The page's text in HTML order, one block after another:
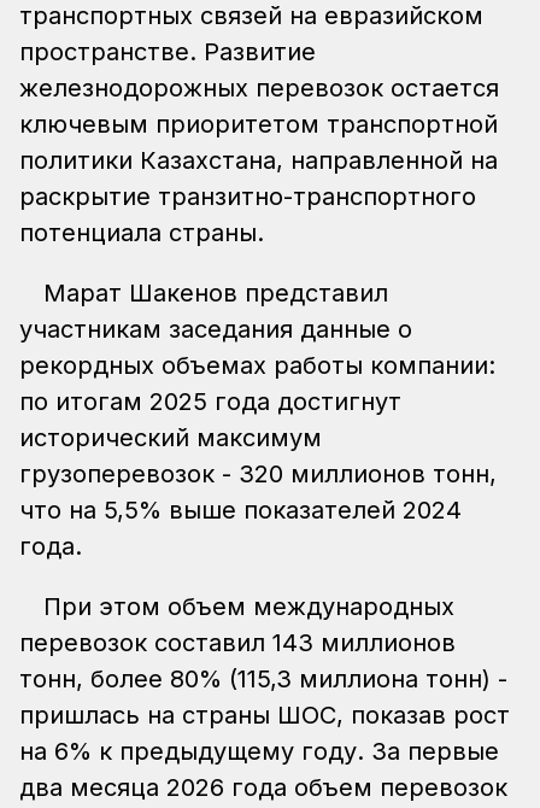
транспортных связей на евразийском
пространстве. Развитие
железнодорожных перевозок остается
ключевым приоритетом транспортной
политики Казахстана, направленной на
раскрытие транзитно-транспортного
потенциала страны.
Марат Шакенов представил
участникам заседания данные о
рекордных объемах работы компании:
по итогам 2025 года достигнут
исторический максимум
грузоперевозок - 320 миллионов тонн,
что на 5,5% выше показателей 2024
года.
При этом объем международных
перевозок составил 143 миллионов
тонн, более 80% (115,3 миллиона тонн) -
пришлась на страны ШОС, показав рост
на 6% к предыдущему году. За первые
два месяца 2026 года объем перевозок